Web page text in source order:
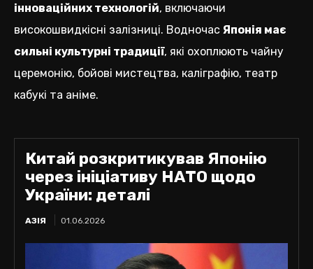
інноваційних технологій, включаючи
високошвидкісні залізниці. Водночас Японія має
сильні культурні традиції, які охоплюють чайну
церемонію, бойові мистецтва, каліграфію, театр
кабукі та аніме.
Китай розкритикував Японію
через ініціативу НАТО щодо
України: деталі
АЗІЯ 01.06.2026